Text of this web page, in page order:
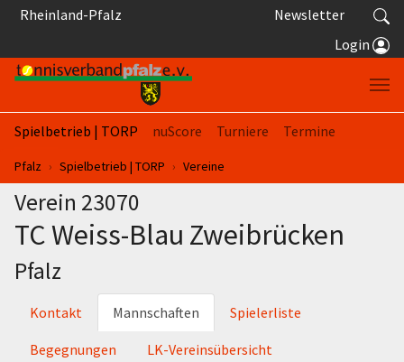
Springe zum Seiteninhalt
Rheinland-Pfalz
Newsletter
Login
Spielbetrieb | TORP nuScore Turniere
Termine
Sie sind hier:
Pfalz Spielbetrieb | TORP Vereine
Verein 23070
TC Weiss-Blau Zweibrücken
Pfalz
Kontakt Mannschaften Spielerliste
Begegnungen LK-Vereinsübersicht